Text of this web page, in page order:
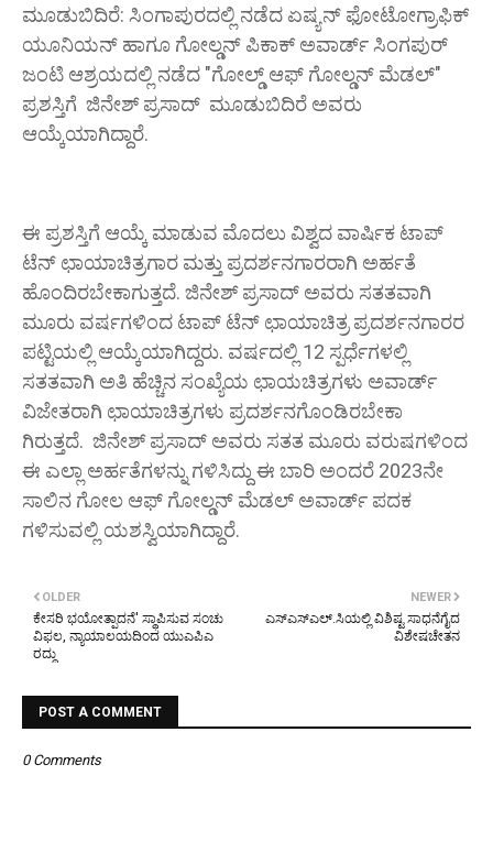
ಮೂಡುಬಿದಿರೆ: ಸಿಂಗಾಪುರದಲ್ಲಿ ನಡೆದ ಏಷ್ಯನ್ ಫೋಟೋಗ್ರಾಫಿಕ್
ಯೂನಿಯನ್ ಹಾಗೂ ಗೋಲ್ಡನ್ ಪಿಕಾಕ್ ಅವಾರ್ಡ್ ಸಿಂಗಪುರ್
ಜಂಟಿ ಆಶ್ರಯದಲ್ಲಿ ನಡೆದ "ಗೋಲ್ಡ್ ಆಫ್ ಗೋಲ್ಡನ್ ಮೆಡಲ್"
ಪ್ರಶಸ್ತಿಗೆ ಜಿನೇಶ್ ಪ್ರಸಾದ್ ಮೂಡುಬಿದಿರೆ ಅವರು
ಆಯ್ಕೆಯಾಗಿದ್ದಾರೆ.
ಈ ಪ್ರಶಸ್ತಿಗೆ ಆಯ್ಕೆ ಮಾಡುವ ಮೊದಲು ವಿಶ್ವದ ವಾರ್ಷಿಕ ಟಾಪ್
ಟೆನ್ ಛಾಯಾಚಿತ್ರಗಾರ ಮತ್ತು ಪ್ರದರ್ಶನಗಾರರಾಗಿ ಅರ್ಹತೆ
ಹೊಂದಿರಬೇಕಾಗುತ್ತದೆ. ಜಿನೇಶ್ ಪ್ರಸಾದ್ ಅವರು ಸತತವಾಗಿ
ಮೂರು ವರ್ಷಗಳಿಂದ ಟಾಪ್ ಟೆನ್ ಛಾಯಾಚಿತ್ರ ಪ್ರದರ್ಶನಗಾರರ
ಪಟ್ಟಿಯಲ್ಲಿ ಆಯ್ಕೆಯಾಗಿದ್ದರು. ವರ್ಷದಲ್ಲಿ 12 ಸ್ಪರ್ಧೆಗಳಲ್ಲಿ
ಸತತವಾಗಿ ಅತಿ ಹೆಚ್ಚಿನ ಸಂಖ್ಯೆಯ ಛಾಯಚಿತ್ರಗಳು ಅವಾರ್ಡ್
ವಿಜೇತರಾಗಿ ಛಾಯಾಚಿತ್ರಗಳು ಪ್ರದರ್ಶನಗೊಂಡಿರಬೇಕಾ
ಗಿರುತ್ತದೆ. ಜಿನೇಶ್ ಪ್ರಸಾದ್ ಅವರು ಸತತ ಮೂರು ವರುಷಗಳಿಂದ
ಈ ಎಲ್ಲಾ ಅರ್ಹತೆಗಳನ್ನು ಗಳಿಸಿದ್ದು ಈ ಬಾರಿ ಅಂದರೆ 2023ನೇ
ಸಾಲಿನ ಗೋಲ ಆಫ್ ಗೋಲ್ಡನ್ ಮೆಡಲ್ ಅವಾರ್ಡ್ ಪದಕ
ಗಳಿಸುವಲ್ಲಿ ಯಶಸ್ವಿಯಾಗಿದ್ದಾರೆ.
NEWER
ಎಸ್ಎಸ್ಎಲ್.ಸಿಯಲ್ಲಿ ವಿಶಿಷ್ಟ ಸಾಧನೆಗೈದ
ವಿಶೇಷಚೇತನ
OLDER
ಕೇಸರಿ ಭಯೋತ್ಪಾದನೆ' ಸ್ಥಾಪಿಸುವ ಸಂಚು
ವಿಫಲ, ನ್ಯಾಯಾಲಯದಿಂದ ಯುಎಪಿಎ
ರದ್ದು
POST A COMMENT
0 Comments